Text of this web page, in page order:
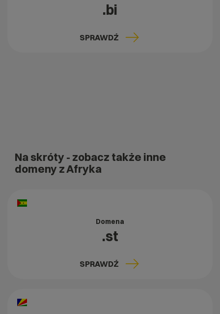
.bi
SPRAWDŹ
Na skróty - zobacz także inne
domeny z Afryka
Domena
.st
SPRAWDŹ